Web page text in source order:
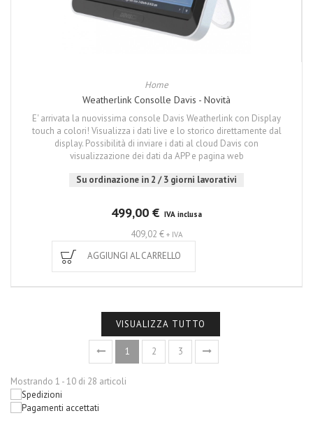
Home
Weatherlink Consolle Davis - Novità
E' arrivata la nuovissima console Davis Weatherlink con Display
touch a colori! Visualizza i dati live e lo storico direttamente dal
display. Possibilità di inviare i dati al cloud Davis con
visualizzazione dei dati da APP e pagina web
Su ordinazione in 2 / 3 giorni lavorativi
499,00 € IVA inclusa
409,02 € + IVA
AGGIUNGI AL CARRELLO
VISUALIZZA TUTTO
1 2 3
Mostrando 1 - 10 di 28 articoli